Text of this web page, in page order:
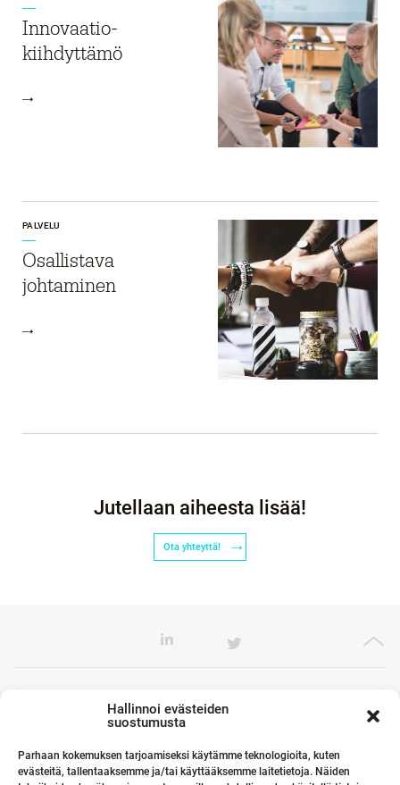
Hallinnoi evästeiden
suostumusta
Parhaan kokemuksen tarjoamiseksi käytämme teknologioita, kuten
evästeitä, tallentaaksemme ja/tai käyttääksemme laitetietoja. Näiden
Innovaatio-
kiihdyttämö
PALVELU
Osallistava
johtaminen
Jutellaan aiheesta lisää!
Ota yhteyttä!
Toimistomme Euroopassa
Kumppanimme maailmalla